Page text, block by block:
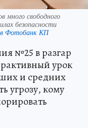
много свободного
безопасности
Фотобанк КП
№25 в разгар
урок
и средних
угрозу, кому